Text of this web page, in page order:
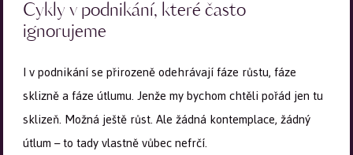
Cykly v podnikání, které často
ignorujeme
I v podnikání se přirozeně odehrávají fáze růstu, fáze
sklizně a fáze útlumu. Jenže my bychom chtěli pořád jen tu
sklizeň. Možná ještě růst. Ale žádná kontemplace, žádný
útlum – to tady vlastně vůbec nefrčí.